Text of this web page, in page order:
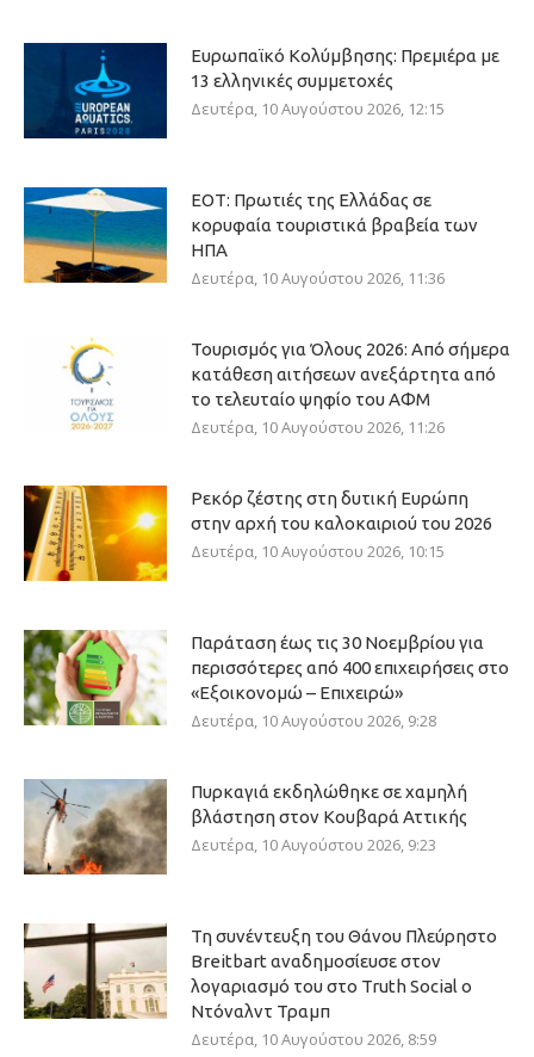
Ευρωπαϊκό Κολύμβησης: Πρεμιέρα με
13 ελληνικές συμμετοχές
Δευτέρα, 10 Αυγούστου 2026, 12:15
ΕΟΤ: Πρωτιές της Ελλάδας σε
κορυφαία τουριστικά βραβεία των
ΗΠΑ
Δευτέρα, 10 Αυγούστου 2026, 11:36
Τουρισμός για Όλους 2026: Από σήμερα
κατάθεση αιτήσεων ανεξάρτητα από
το τελευταίο ψηφίο του ΑΦΜ
Δευτέρα, 10 Αυγούστου 2026, 11:26
Ρεκόρ ζέστης στη δυτική Ευρώπη
στην αρχή του καλοκαιριού του 2026
Δευτέρα, 10 Αυγούστου 2026, 10:15
Παράταση έως τις 30 Νοεμβρίου για
περισσότερες από 400 επιχειρήσεις στο
«Εξοικονομώ – Επιχειρώ»
Δευτέρα, 10 Αυγούστου 2026, 9:28
Πυρκαγιά εκδηλώθηκε σε χαμηλή
βλάστηση στον Κουβαρά Αττικής
Δευτέρα, 10 Αυγούστου 2026, 9:23
Τη συνέντευξη του Θάνου Πλεύρηστο
Breitbart αναδημοσίευσε στον
λογαριασμό του στο Truth Social ο
Ντόναλντ Τραμπ
Δευτέρα, 10 Αυγούστου 2026, 8:59